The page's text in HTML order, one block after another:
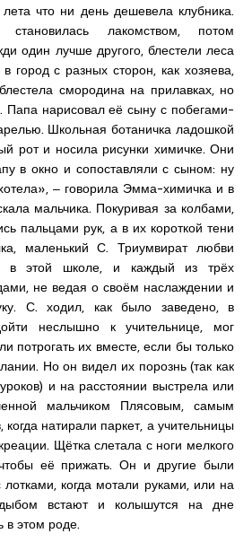
что ни день дешевела клубника.
становилась лакомством, потом
один лучше другого, блестели леса
город с разных сторон, как хозяева,
смородина на прилавках, но
Папа нарисовал её сыну с побегами-
Школьная ботаничка ладошкой
рот и носила рисунки химичке. Они
в окно и сопоставляли с сыном: ну
‒ говорила Эмма-химичка и в
мальчика. Покуривая за колбами,
пальцами рук, а в их короткой тени
маленький С. Триумвират любви
в этой школе, и каждый из трёх
не ведая о своём наслаждении и
С. ходил, как было заведено, в
неслышно к учительнице, мог
потрогать их вместе, если бы только
Но он видел их порознь (так как
и на расстоянии выстрела или
мальчиком Плясовым, самым
натирали паркет, а учительницы
Щётка слетала с ноги мелкого
её прижать. Он и другие были
когда мотали руками, или на
дыбом встают и колышутся на дне
в этом роде.